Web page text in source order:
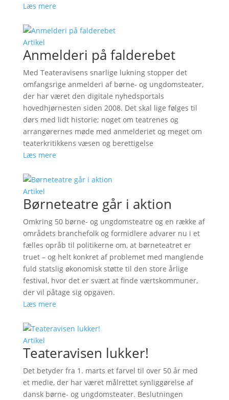
Læs mere
Artikel
Anmelderi på falderebet
Med Teateravisens snarlige lukning stopper det
omfangsrige anmelderi af børne- og ungdomsteater,
der har været den digitale nyhedsportals
hovedhjørnesten siden 2008. Det skal lige følges til
dørs med lidt historie; noget om teatrenes og
arrangørernes møde med anmelderiet og meget om
teaterkritikkens væsen og berettigelse
Læs mere
Artikel
Børneteatre går i aktion
Omkring 50 børne- og ungdomsteatre og en række af
områdets branchefolk og formidlere advarer nu i et
fælles opråb til politikerne om, at børneteatret er
truet – og helt konkret af problemet med manglende
fuld statslig økonomisk støtte til den store årlige
festival, hvor det er svært at finde værtskommuner,
der vil påtage sig opgaven.
Læs mere
Artikel
Teateravisen lukker!
Det betyder fra 1. marts et farvel til over 50 år med
et medie, der har været målrettet synliggørelse af
dansk børne- og ungdomsteater. Beslutningen